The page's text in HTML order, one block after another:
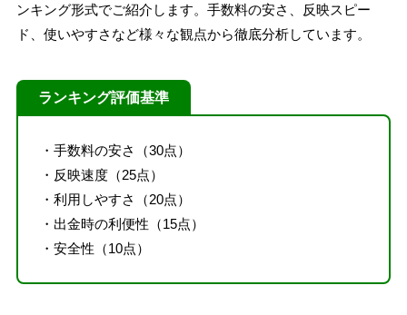
ンキング形式でご紹介します。手数料の安さ、反映スピー
ド、使いやすさなど様々な観点から徹底分析しています。
ランキング評価基準
・手数料の安さ（30点）
・反映速度（25点）
・利用しやすさ（20点）
・出金時の利便性（15点）
・安全性（10点）